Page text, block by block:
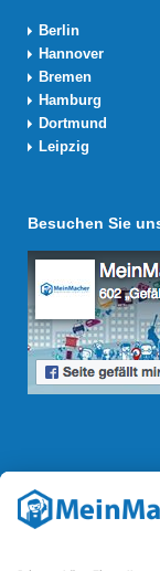
Berlin
Hannover
Bremen
Hamburg
Dortmund
Leipzig
Besuchen Sie
Reparatur
Mit derReparatur-
reparierenden